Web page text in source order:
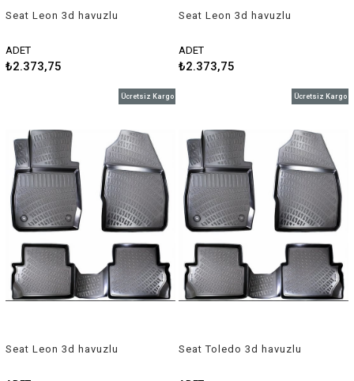
Seat Leon 3d havuzlu
ADET
₺2.373,75
Seat Leon 3d havuzlu
ADET
₺2.373,75
Seat Leon 3d havuzlu
Ücretsiz Kargo
Seat Toledo 3d havuzlu
Ücretsiz Kargo